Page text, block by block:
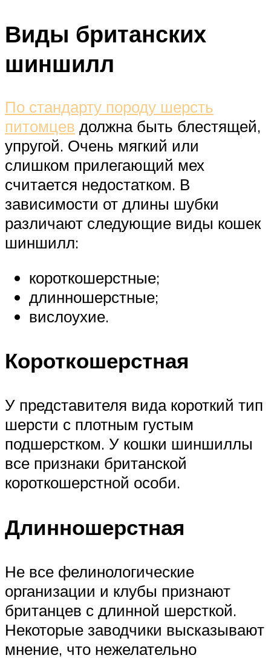
Виды британских
шиншилл
По стандарту породу шерсть
питомцев должна быть блестящей,
упругой. Очень мягкий или
слишком прилегающий мех
считается недостатком. В
зависимости от длины шубки
различают следующие виды кошек
шиншилл:
короткошерстные;
длинношерстные;
вислоухие.
Короткошерстная
У представителя вида короткий тип
шерсти с плотным густым
подшерстком. У кошки шиншиллы
все признаки британской
короткошерстной особи.
Длинношерстная
Не все фелинологические
организации и клубы признают
британцев с длинной шерсткой.
Некоторые заводчики высказывают
мнение, что нежелательно